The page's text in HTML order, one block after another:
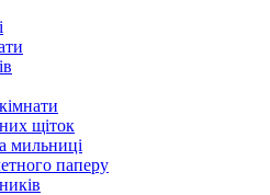
щіток
мильниці
паперу